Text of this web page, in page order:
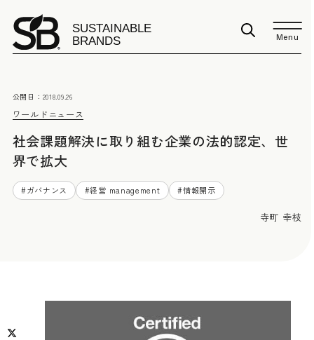
Menu
ワールドニュース
公開日： 2018.09.26
社会課題解決に取り組む企業の法的認定、世
界で拡大
#ガバナンス #経営 management #情報開示
寺町 幸枝